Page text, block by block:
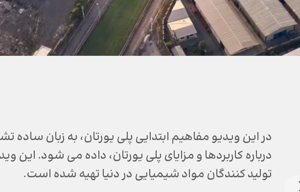
در این ویدیو مفاهیم ابتدایی پلی یورتان، به زبان
تولید کنندگان مواد شیمیایی در دنیا تهیه شده است.